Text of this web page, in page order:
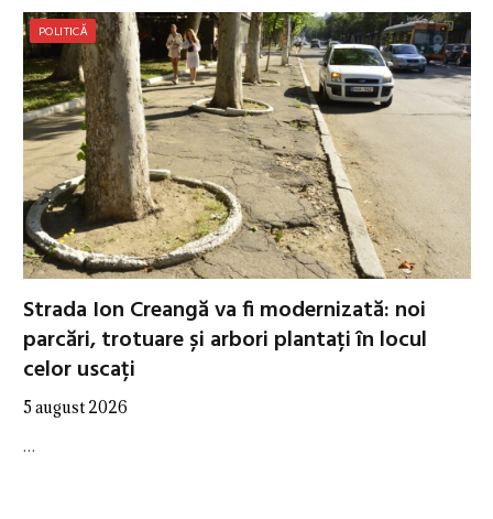
POLITICĂ
Strada Ion Creangă va fi modernizată: noi
parcări, trotuare și arbori plantați în locul
celor uscați
5 august 2026
…